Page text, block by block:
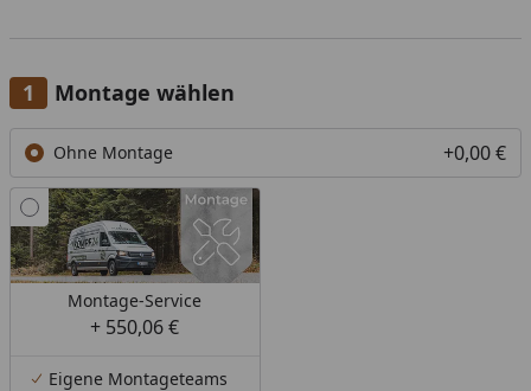
Stelle bleibt (Montageanleitung Fußboden
Dämmungspaket
Verwendung des Dämmungspaket am Beispiel eines
Weka Gartenhauses gezeigt.
Montage wählen
Ohne Montage +0,00 €
Montage-Service
+ 550,06 €
Eigene Montageteams